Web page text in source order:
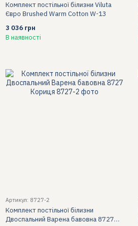
Комплект постільної білизни Viluta
Євро Brushed Warm Cotton W-13
3 036 грн
В наявності
Артикул: 8727-2
Комплект постільної білизни
Двоспальний Варена бавовна 8727